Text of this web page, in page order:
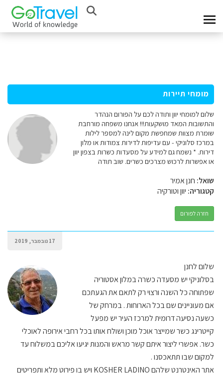
מומחי תיירות
שלום למומחי יוון ותודה לכם על הפורום הנהדר
והתשובות המאד מושקעות!!! אנחנו משפחה מורחבת
שומרת מצוות שמחפשת מקום לינה למספר לילות
במרכז סלוניקי - עם עדיפות לדירות צמודות או מלון
דירות. * נשמח גם למידע על מסעדות כשרות בצפון יוון
או אפשרות לרכוש מצרכים כשרים. שוב תודה
שואל: חנן אמיר
קטגוריה: יוון וטורקיה
חזרה לפורום
17 נובמבר, 2019
שלום לחנן
בסלוניקי יש מסעדה כשרה במלון אסטוריה
שפתוחה כל השנה ורצוי רק לתאם את הגעתכם
אם מעוניינים שם בכל הארוחות . במרחק של
כשעה נסיעה דרומית למרכז העיר יש מפעל
קייטרינג כשר שמייצר אוכל מוכן ושולח אותו בכל רחבי אירופה לאוכלי
כשר. אפשרי ליצור איתם קשר מראש והמנות יגיעו אליכם במשלוח עד
למקום שבו תתאכסנו .
אתר האינטרנט שלהם KOSHER LADINO ויש בו פירוט מלא ותפריטים